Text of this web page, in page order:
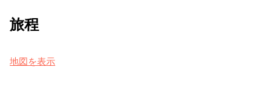
旅程
地図を表示